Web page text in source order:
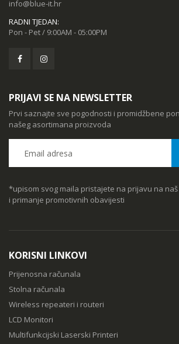
info@blue-it.hr
RADNI TJEDAN:
Pon - Pet / 9:00AM - 05:00PM
PRIJAVI SE NA NEWSLETTER
Prvi saznajte sve pogodnosti i promidžbene
našeg asortimana proizvoda
*upisom svog maila pristajete na prijavu na
i primanje promotivnih obavijesti
KORISNI LINKOVI
Prijenosna računala
Stolna računala
Wireless repeateri i routeri
LCD Monitori
Multifunkcijski Laserski Printeri